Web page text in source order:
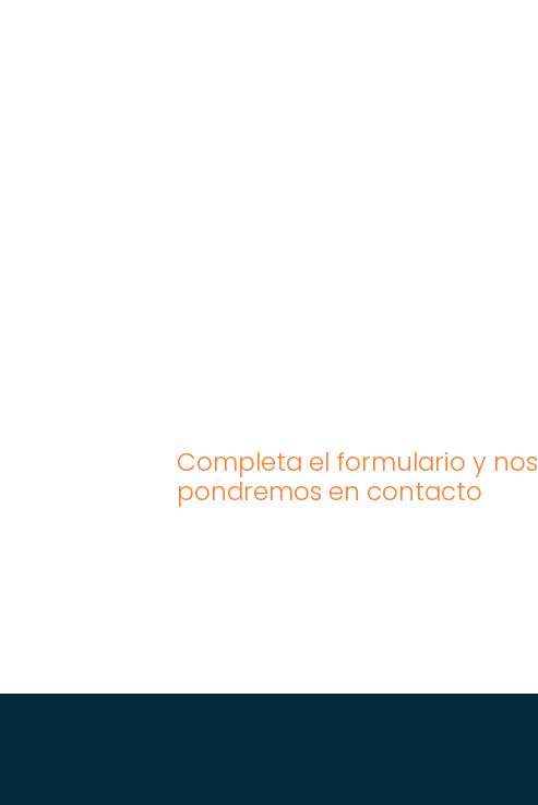
Completa el formulario y nos
pondremos en contacto